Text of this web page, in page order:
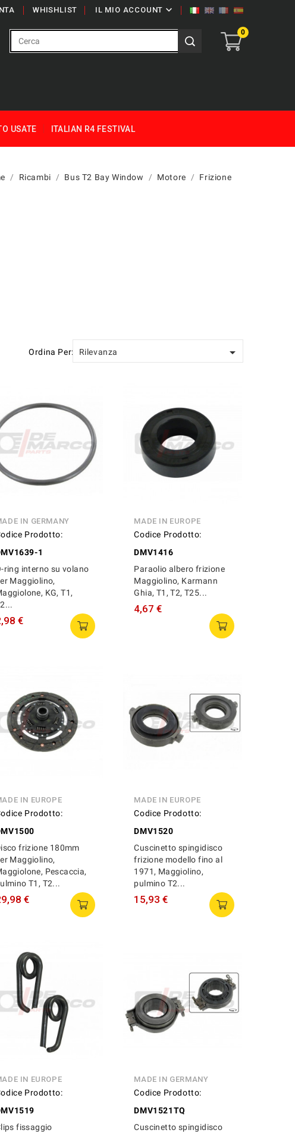
IL MIO ACCOUNT 
WHISHLIST
0
USATE ITALIAN R4 FESTIVAL
Ricambi Bus T2 Bay Window Motore Frizione
Ordina Per: Rilevanza 
IN GERMANY
Prodotto:
1
ring interno su volano
Maggiolino,
KG, T1,
€
MADE IN EUROPE
Codice Prodotto:
DMV1416
Paraolio albero frizione
Maggiolino, Karmann
Ghia, T1, T2, T25...
4,67 €
IN EUROPE
Prodotto:
frizione 180mm
Maggiolino,
Pescaccia,
T1, T2...
€
MADE IN EUROPE
Codice Prodotto:
DMV1520
Cuscinetto spingidisco
frizione modello fino al
1971, Maggiolino,
pulmino T2...
15,93 €
IN EUROPE
Prodotto:
fissaggio
MADE IN GERMANY
Codice Prodotto:
DMV1521TQ
Cuscinetto spingidisco